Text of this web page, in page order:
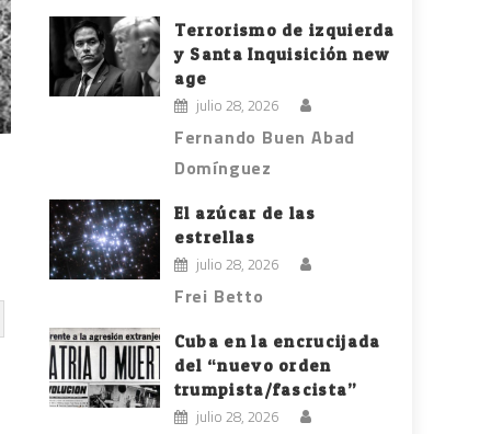
Terrorismo de izquierda
y Santa Inquisición new
age
julio 28, 2026
Fernando Buen Abad
Domínguez
El azúcar de las
estrellas
julio 28, 2026
Frei Betto
Cuba en la encrucijada
del “nuevo orden
trumpista/fascista”
julio 28, 2026